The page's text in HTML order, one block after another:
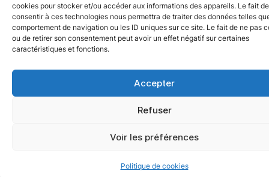
cookies pour stocker et/ou accéder aux informations des appareils. Le fait de
consentir à ces technologies nous permettra de traiter des données telles
comportement de navigation ou les ID uniques sur ce site. Le fait de ne pas
ou de retirer son consentement peut avoir un effet négatif sur certaines
caractéristiques et fonctions.
Accepter
Refuser
Voir les préférences
Politique de cookies